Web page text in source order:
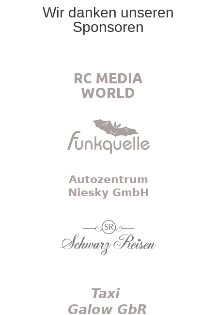
Wir danken unseren
Sponsoren